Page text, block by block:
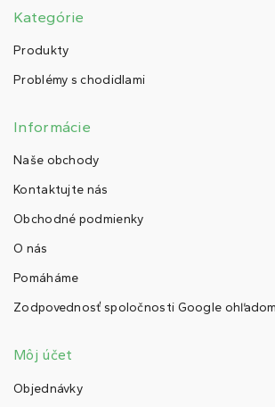
Kategórie
Produkty
Problémy s chodidlami
Informácie
Naše obchody
Kontaktujte nás
Obchodné podmienky
O nás
Pomáháme
Zodpovednosť spoločnosti Google
Môj účet
Objednávky